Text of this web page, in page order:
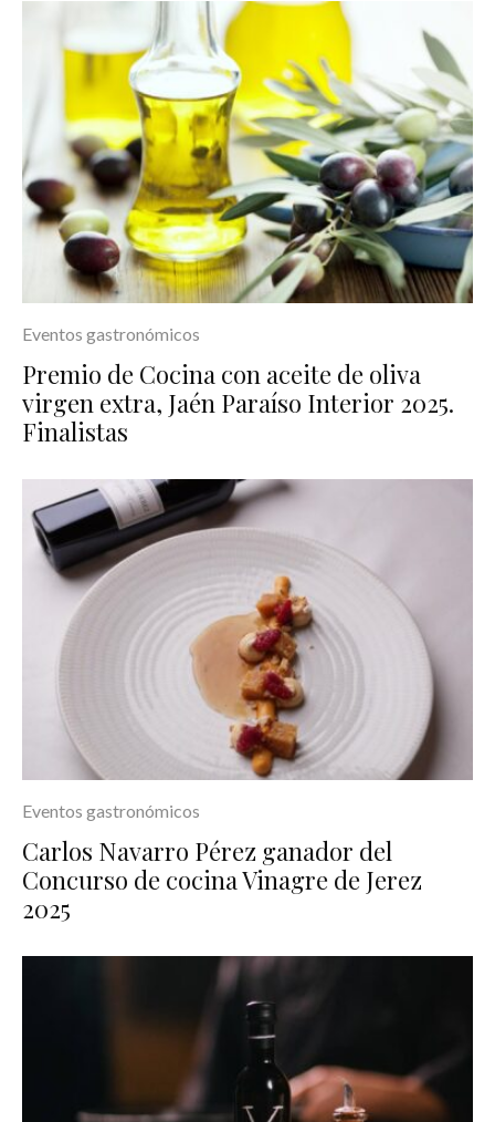
Eventos gastronómicos
Premio de Cocina con aceite de oliva
virgen extra, Jaén Paraíso Interior 2025.
Finalistas
Eventos gastronómicos
Carlos Navarro Pérez ganador del
Concurso de cocina Vinagre de Jerez
2025